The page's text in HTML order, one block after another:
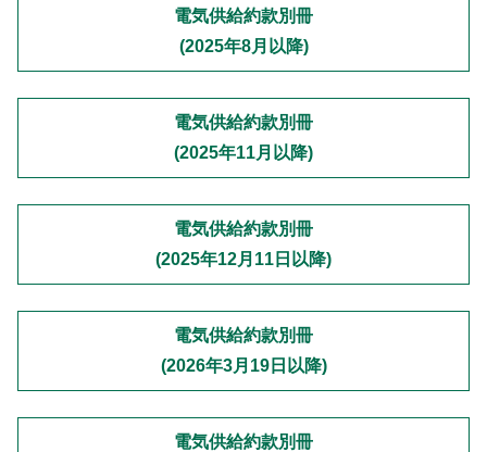
電気供給約款別冊
(2025年8月以降)
電気供給約款別冊
(2025年11月以降)
電気供給約款別冊
(2025年12月11日以降)
電気供給約款別冊
(2026年3月19日以降)
電気供給約款別冊